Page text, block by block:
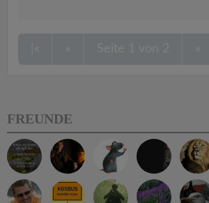
FREUNDE